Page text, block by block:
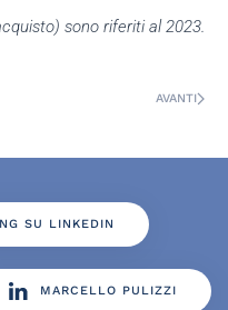
sono riferiti al 2023.
AVANTI
SU LINKEDIN
MARCELLO PULIZZI